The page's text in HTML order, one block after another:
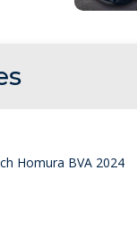
Homura BVA 2024